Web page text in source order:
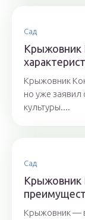
Сад
Крыжовник
Крыжовник
но уже заявил
культуры....
Сад
Крыжовник
Крыжовник —